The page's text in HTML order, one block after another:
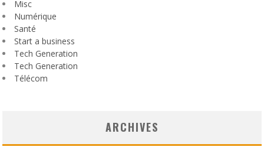
Misc
Numérique
Santé
Start a business
Tech Generation
Tech Generation
Télécom
ARCHIVES